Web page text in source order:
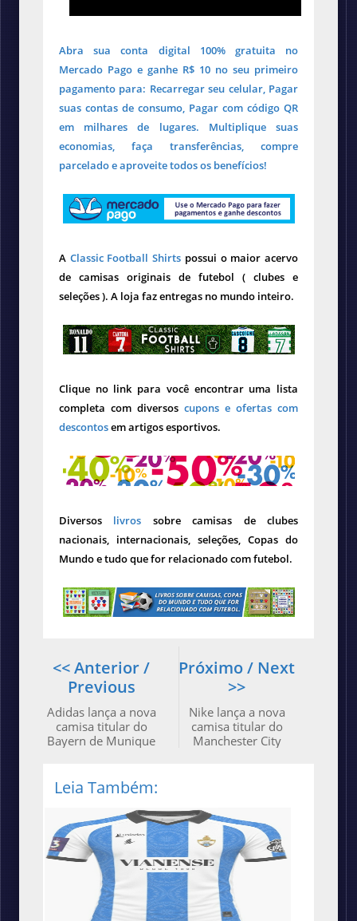
Abra sua conta digital 100% gratuita no
Mercado Pago e ganhe R$ 10 no seu primeiro
pagamento para: Recarregar seu celular, Pagar
suas contas de consumo, Pagar com código QR
em milhares de lugares. Multiplique suas
economias, faça transferências, compre
parcelado e aproveite todos os benefícios!
A Classic Football Shirts possui o maior acervo
de camisas originais de futebol ( clubes e
seleções ). A loja faz entregas no mundo inteiro.
Clique no link para você encontrar uma lista
completa com diversos cupons e ofertas com
descontosem artigos esportivos.
Diversos livros sobre camisas de clubes
nacionais, internacionais, seleções, Copas do
Mundo e tudo que for relacionado com futebol.
Próximo / Next
>>
Nike lança a nova
camisa titular do
Manchester City
<< Anterior /
Previous
Adidas lança a nova
camisa titular do
Bayern de Munique
Leia Também: